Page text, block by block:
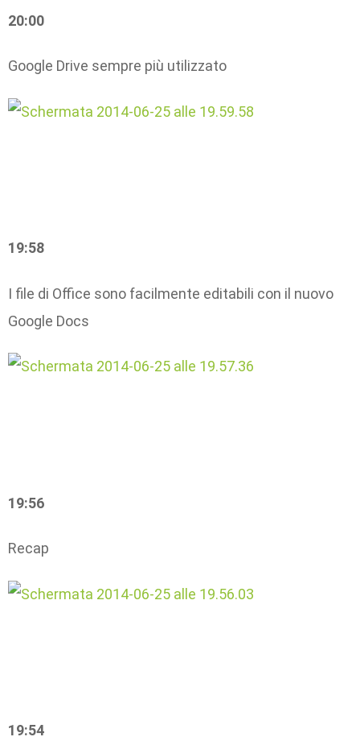
20:00
Google Drive sempre più utilizzato
19:58
I file di Office sono facilmente editabili con il nuovo
Google Docs
19:56
Recap
19:54